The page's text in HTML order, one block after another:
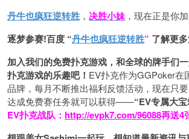
丹牛也疯狂逆转胜 ， 决胜小妹 ，现在正是你
逐梦参赛!百度 “丹牛也疯狂逆转胜” 了解更多
加入我们的免费扑克游戏，和全球的牌手们
扑克游戏的乐趣吧！ EV扑克作为GGPoker在
品牌，每月不断推出福利反馈活动，现在只
达成免费赛任务就可以获得——“EV专属大
EV扑克战队： http://evpk7.com/96088再送4